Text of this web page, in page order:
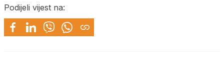
Podijeli vijest na: